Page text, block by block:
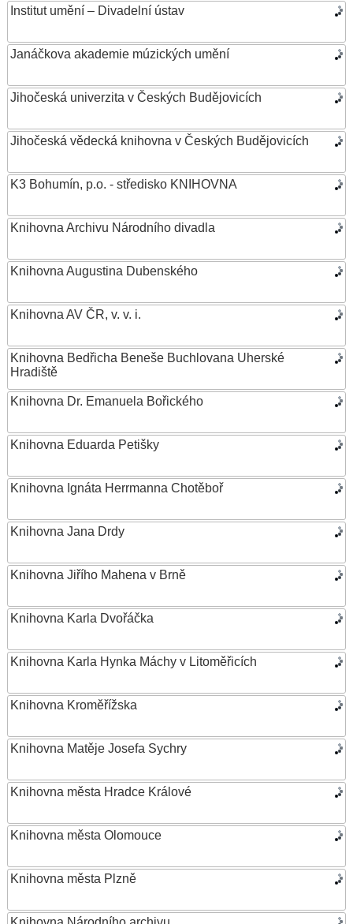
Institut umění – Divadelní ústav
Janáčkova akademie múzických umění
Jihočeská univerzita v Českých Budějovicích
Jihočeská vědecká knihovna v Českých Budějovicích
K3 Bohumín, p.o. - středisko KNIHOVNA
Knihovna Archivu Národního divadla
Knihovna Augustina Dubenského
Knihovna AV ČR, v. v. i.
Knihovna Bedřicha Beneše Buchlovana Uherské
Hradiště
Knihovna Dr. Emanuela Bořického
Knihovna Eduarda Petišky
Knihovna Ignáta Herrmanna Chotěboř
Knihovna Jana Drdy
Knihovna Jiřího Mahena v Brně
Knihovna Karla Dvořáčka
Knihovna Karla Hynka Máchy v Litoměřicích
Knihovna Kroměřížska
Knihovna Matěje Josefa Sychry
Knihovna města Hradce Králové
Knihovna města Olomouce
Knihovna města Plzně